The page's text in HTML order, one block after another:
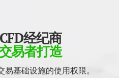
经纪商
易者打造
基础设施的使用权限。